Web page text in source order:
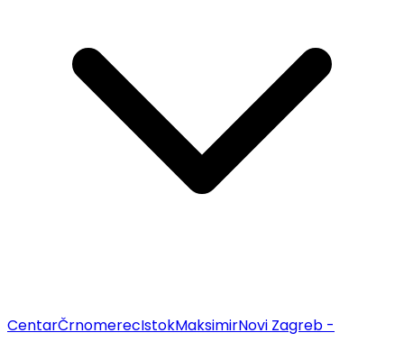
CentarČrnomerecIstokMaksimirNovi Zagreb -